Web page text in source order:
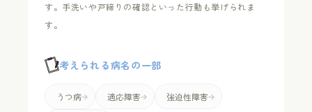
す。手洗いや戸締りの確認といった行動も挙げられま
す。
考えられる病名の一部
うつ病 適応障害 強迫性障害